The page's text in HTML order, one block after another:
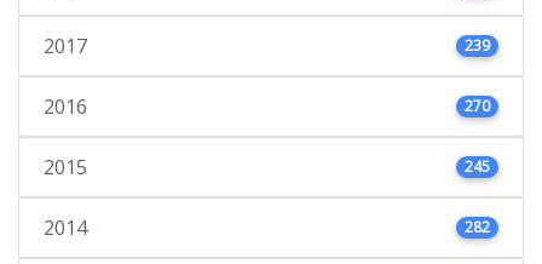
2017 239
2016 270
2015 245
2014 282